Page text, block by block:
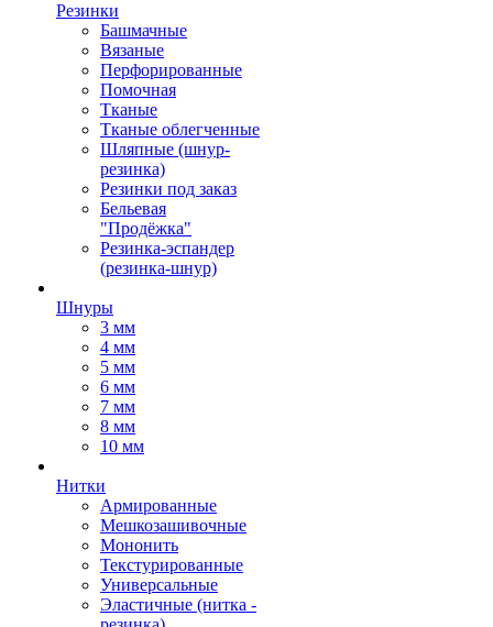
Резинки
Башмачные
Вязаные
Перфорированные
Помочная
Тканые
Тканые облегченные
Шляпные (шнур-
резинка)
Резинки под заказ
Бельевая
"Продёжка"
Резинка-эспандер
(резинка-шнур)
Шнуры
3 мм
4 мм
5 мм
6 мм
7 мм
8 мм
10 мм
Нитки
Армированные
Мешкозашивочные
Мононить
Текстурированные
Универсальные
Эластичные (нитка -